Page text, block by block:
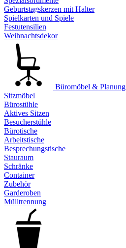
Geburtstagskerzen mit Halter
Spielkarten und Spiele
Festutensilien
Weihnachtsdekor
Büromöbel & Planung
Sitzmöbel
Bürostühle
Aktives Sitzen
Besucherstühle
Bürotische
Arbeitstische
Besprechungstische
Stauraum
Schränke
Container
Zubehör
Garderoben
Mülltrennung